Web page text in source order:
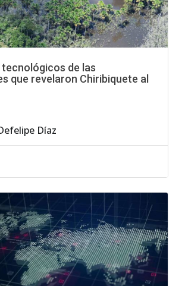
de las
que revelaron Chiribiquete al
Díaz